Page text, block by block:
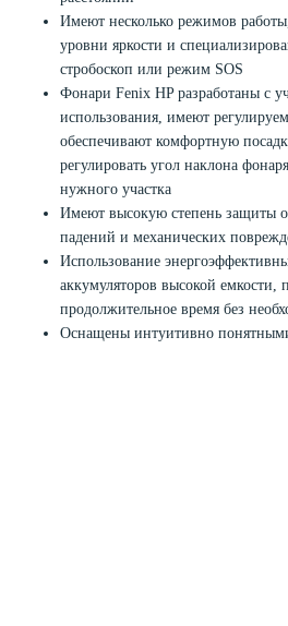
Имеют несколько режимов
уровни яркости и
стробоскоп или режим SOS
Фонари Fenix HP разработаны с
использования, имеют
обеспечивают комфортную
регулировать угол наклона
нужного участка
Имеют высокую степень защиты
падений и механических
Использование
аккумуляторов высокой емкости,
продолжительное время без
Оснащены интуитивно